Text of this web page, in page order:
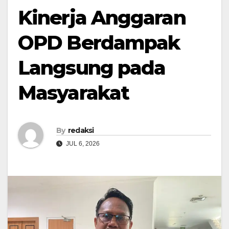
Kinerja Anggaran
OPD Berdampak
Langsung pada
Masyarakat
By redaksi
JUL 6, 2026